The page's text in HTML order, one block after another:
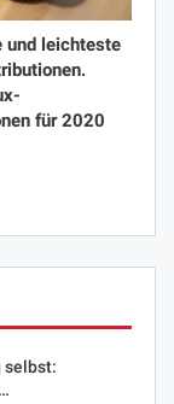
und leichteste
für 2020
selbst: